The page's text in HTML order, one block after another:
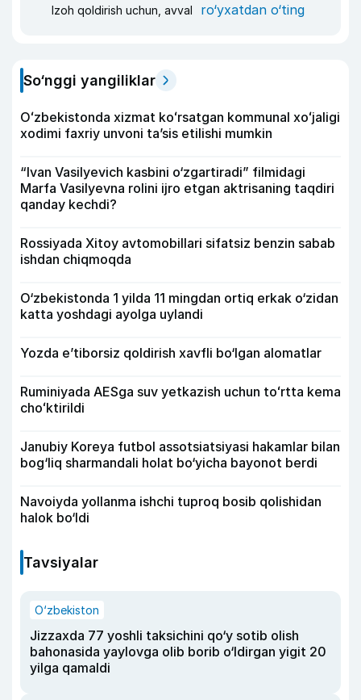
Izoh qoldirish uchun, avval ro‘yxatdan o‘ting
So‘nggi yangiliklar
Oʻzbekistonda xizmat koʻrsatgan kommunal xoʻjaligi
xodimi faxriy unvoni taʼsis etilishi mumkin
“Ivan Vasilyevich kasbini o‘zgartiradi” filmidagi
Marfa Vasilyevna rolini ijro etgan aktrisaning taqdiri
qanday kechdi?
Rossiyada Xitoy avtomobillari sifatsiz benzin sabab
ishdan chiqmoqda
O‘zbekistonda 1 yilda 11 mingdan ortiq erkak o‘zidan
katta yoshdagi ayolga uylandi
Yozda e’tiborsiz qoldirish xavfli bo‘lgan alomatlar
Ruminiyada AESga suv yetkazish uchun toʻrtta kema
choʻktirildi
Janubiy Koreya futbol assotsiatsiyasi hakamlar bilan
bog‘liq sharmandali holat bo‘yicha bayonot berdi
Navoiyda yollanma ishchi tuproq bosib qolishidan
halok bo‘ldi
Tavsiyalar
O‘zbekiston
Jizzaxda 77 yoshli taksichini qo‘y sotib olish
bahonasida yaylovga olib borib o‘ldirgan yigit 20
yilga qamaldi